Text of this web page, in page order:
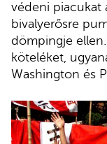
védeni piacukat
bivalyerősre
dömpingje
köteléket,
Washington és